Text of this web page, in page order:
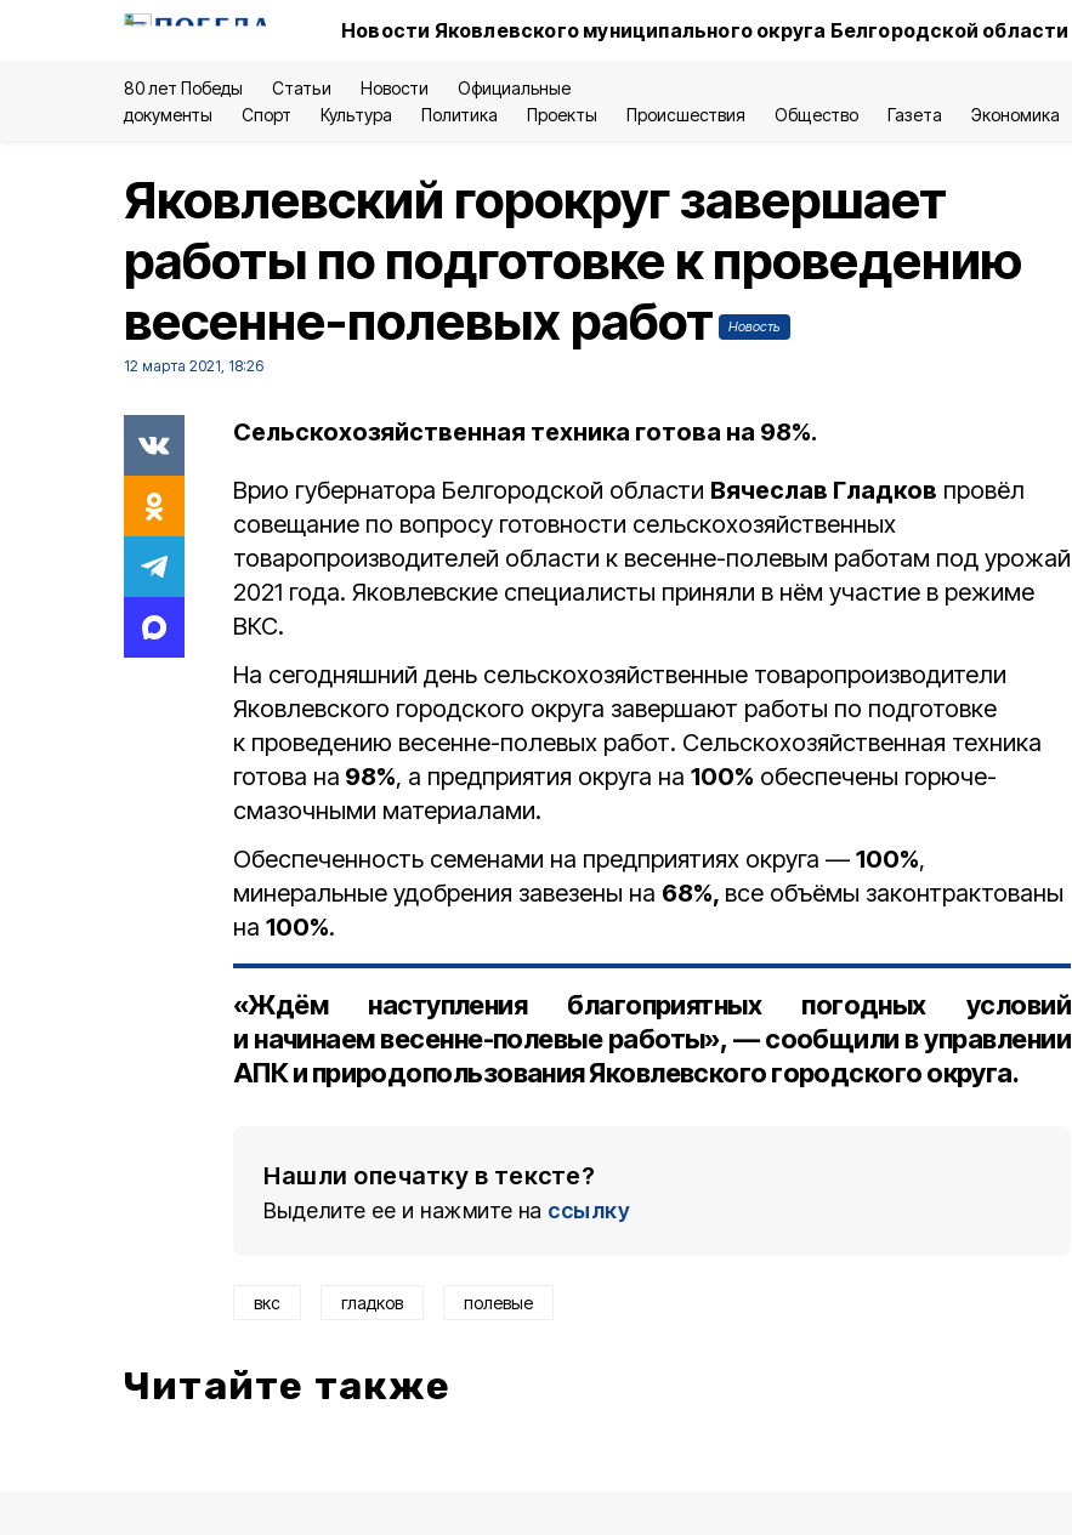
Новости Яковлевского муниципального округа Белгородской области
80 лет Победы Статьи Новости
Официальные
документы
Спорт Культура Политика Проекты Происшествия Общество Газета Экономика
Яковлевский горокруг завершает
работы по подготовке к проведению
весенне-полевых работ
Новость
12 марта 2021, 18:26
Сельскохозяйственная техника готова на 98%.
Врио губернатора Белгородской области Вячеслав Гладков провёл
совещание по вопросу готовности сельскохозяйственных
товаропроизводителей области к весенне-полевым работам под урожай
2021 года. Яковлевские специалисты приняли в нём участие в режиме
ВКС.
На сегодняшний день сельскохозяйственные товаропроизводители
Яковлевского городского округа завершают работы по подготовке
к проведению весенне-полевых работ. Сельскохозяйственная техника
готова на 98%, а предприятия округа на 100% обеспечены горюче-
смазочными материалами.
Обеспеченность семенами на предприятиях округа — 100%,
минеральные удобрения завезены на 68%, все объёмы законтрактованы
на 100%.
«Ждём наступления благоприятных погодных условий
и начинаем весенне-полевые работы», — сообщили в управлении
АПК и природопользования Яковлевского городского округа.
Нашли опечатку в тексте?
Выделите ее и нажмите на ссылку
вкс гладков полевые
Читайте также